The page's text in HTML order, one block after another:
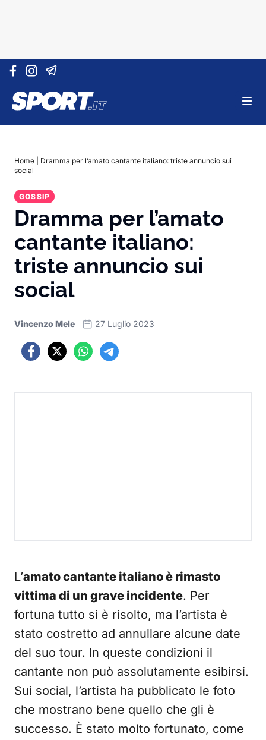
Vai al contenuto
Home
Dramma per l’amato cantante italiano: triste annuncio sui
social
GOSSIP
Dramma per l’amato
cantante italiano:
triste annuncio sui
social
Vincenzo Mele 27 Luglio 2023
L’amato cantante italiano è rimasto
vittima di un grave incidente. Per
fortuna tutto si è risolto, ma l’artista è
stato costretto ad annullare alcune date
del suo tour. In queste condizioni il
cantante non può assolutamente esibirsi.
Sui social, l’artista ha pubblicato le foto
che mostrano bene quello che gli è
successo. È stato molto fortunato, come